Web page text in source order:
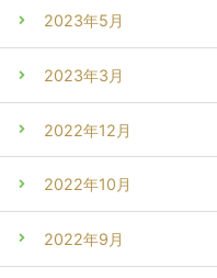
2023年5月
2023年3月
2022年12月
2022年10月
2022年9月